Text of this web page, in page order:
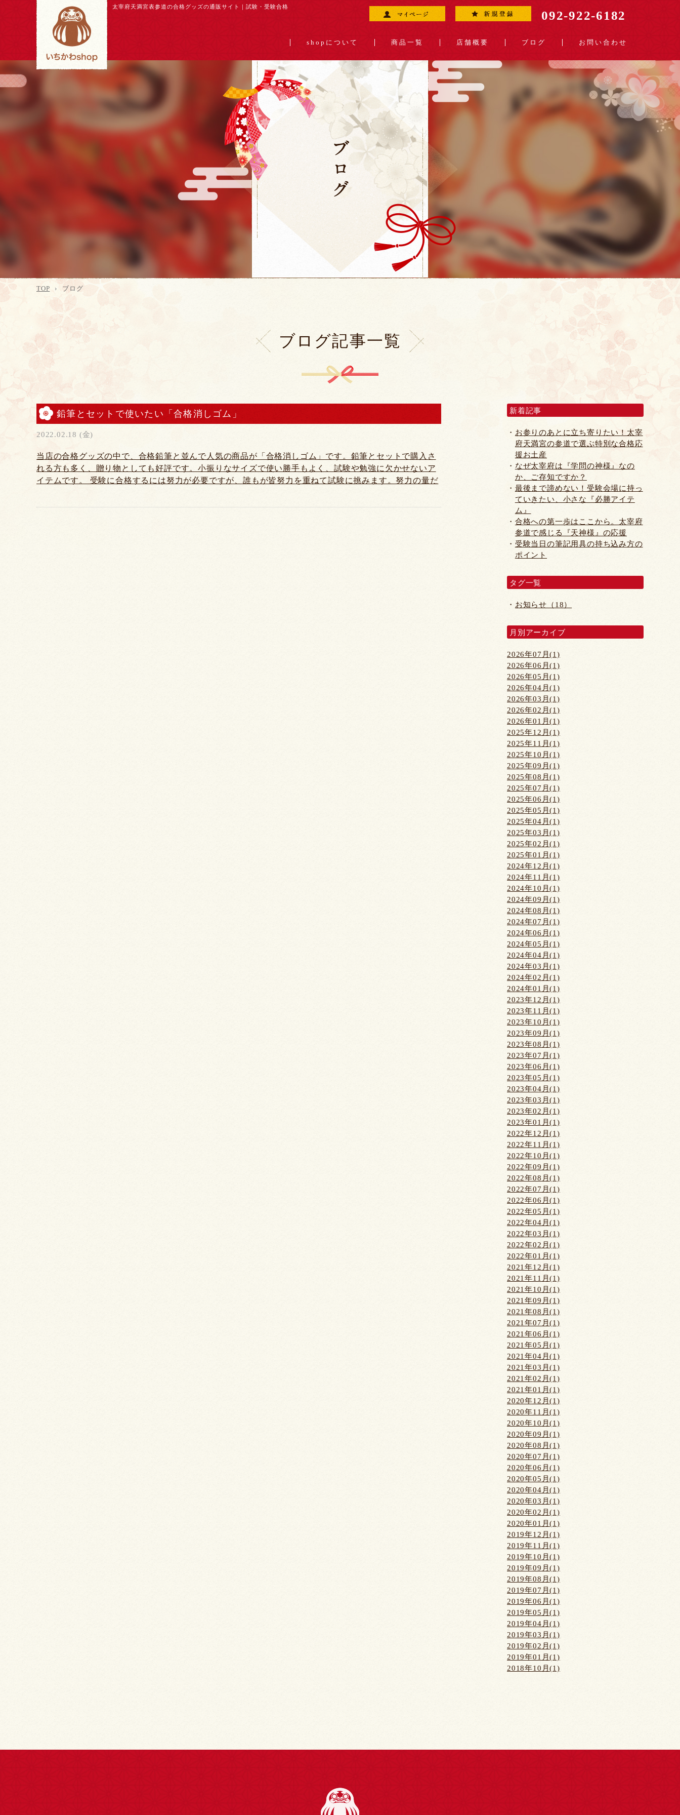
太宰府天満宮表参道の合格グッズの通販サイト｜ 試験・受験合格
092-922-6182
shopについて 商品一覧 店舗概要 ブログ お問い合わせ
TOP ブログ
ブログ記事一覧
鉛筆とセットで使いたい「合格消しゴム」
2022.02.18 (金)
当店の合格グッズの中で、合格鉛筆と並んで人気の商品が「合格消しゴム」です。鉛筆とセットで購入さ
れる方も多く、贈り物としても好評です。小振りなサイズで使い勝手もよく、試験や勉強に欠かせないア
イテムです。 受験に合格するには努力が必要ですが、誰もが皆努力を重ねて試験に挑みます。努力の量だ
新着記事
お参りのあとに立ち寄りたい！太宰
府天満宮の参道で選ぶ特別な合格応
援お土産
なぜ太宰府は『学問の神様』なの
か、ご存知ですか？
最後まで諦めない！受験会場に持っ
ていきたい、小さな『必勝アイテ
ム』
合格への第一歩はここから。太宰府
参道で感じる『天神様』の応援
受験当日の筆記用具の持ち込み方の
ポイント
タグ一覧
お知らせ（18）
月別アーカイブ
2026年07月(1)
2026年06月(1)
2026年05月(1)
2026年04月(1)
2026年03月(1)
2026年02月(1)
2026年01月(1)
2025年12月(1)
2025年11月(1)
2025年10月(1)
2025年09月(1)
2025年08月(1)
2025年07月(1)
2025年06月(1)
2025年05月(1)
2025年04月(1)
2025年03月(1)
2025年02月(1)
2025年01月(1)
2024年12月(1)
2024年11月(1)
2024年10月(1)
2024年09月(1)
2024年08月(1)
2024年07月(1)
2024年06月(1)
2024年05月(1)
2024年04月(1)
2024年03月(1)
2024年02月(1)
2024年01月(1)
2023年12月(1)
2023年11月(1)
2023年10月(1)
2023年09月(1)
2023年08月(1)
2023年07月(1)
2023年06月(1)
2023年05月(1)
2023年04月(1)
2023年03月(1)
2023年02月(1)
2023年01月(1)
2022年12月(1)
2022年11月(1)
2022年10月(1)
2022年09月(1)
2022年08月(1)
2022年07月(1)
2022年06月(1)
2022年05月(1)
2022年04月(1)
2022年03月(1)
2022年02月(1)
2022年01月(1)
2021年12月(1)
2021年11月(1)
2021年10月(1)
2021年09月(1)
2021年08月(1)
2021年07月(1)
2021年06月(1)
2021年05月(1)
2021年04月(1)
2021年03月(1)
2021年02月(1)
2021年01月(1)
2020年12月(1)
2020年11月(1)
2020年10月(1)
2020年09月(1)
2020年08月(1)
2020年07月(1)
2020年06月(1)
2020年05月(1)
2020年04月(1)
2020年03月(1)
2020年02月(1)
2020年01月(1)
2019年12月(1)
2019年11月(1)
2019年10月(1)
2019年09月(1)
2019年08月(1)
2019年07月(1)
2019年06月(1)
2019年05月(1)
2019年04月(1)
2019年03月(1)
2019年02月(1)
2019年01月(1)
2018年10月(1)